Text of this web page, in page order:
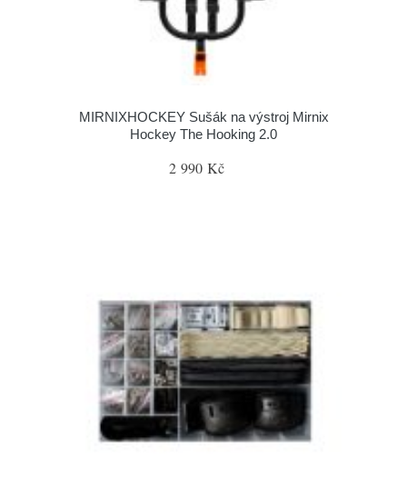
MIRNIXHOCKEY Sušák na výstroj Mirnix
Hockey The Hooking 2.0
2 990 Kč